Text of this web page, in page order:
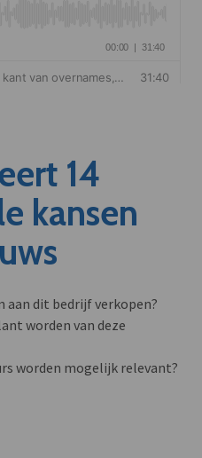
14
kansen
aan dit bedrijf verkopen?
worden van deze
worden mogelijk relevant?